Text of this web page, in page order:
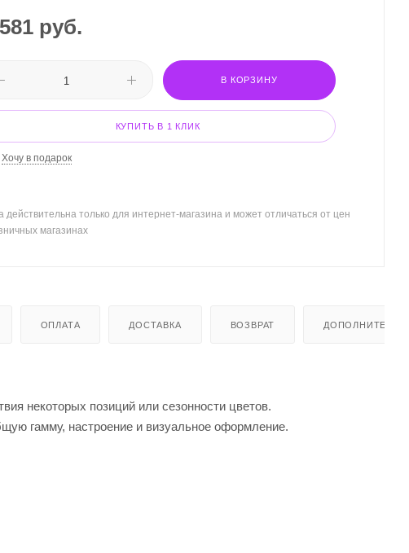
руб.
В КОРЗИНУ
КУПИТЬ В 1 КЛИК
Хочу в подарок
действительна только для интернет-магазина и может отличаться от цен
магазинах
ОПЛАТА ДОСТАВКА ВОЗВРАТ
некоторых позиций или сезонности цветов.
гамму, настроение и визуальное оформление.